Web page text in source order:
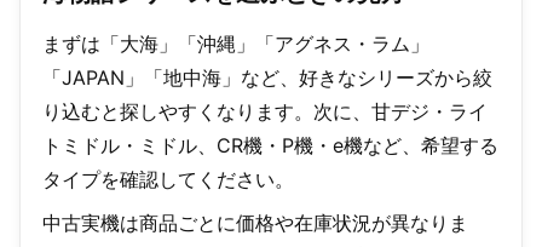
まずは「大海」「沖縄」「アグネス・ラム」
「JAPAN」「地中海」など、好きなシリーズから絞
り込むと探しやすくなります。次に、甘デジ・ライ
トミドル・ミドル、CR機・P機・e機など、希望する
タイプを確認してください。
中古実機は商品ごとに価格や在庫状況が異なりま